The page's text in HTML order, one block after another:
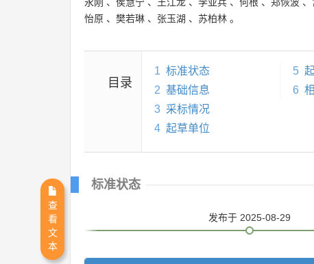
怡原 、 樊若琳 、 张玉湖 、 苏柏林 。
目录
1 标准状态
2 基础信息
3 采标情况
4 起草单位
5
6
标准状态
发布于 2025-08-29
查
看
文
本